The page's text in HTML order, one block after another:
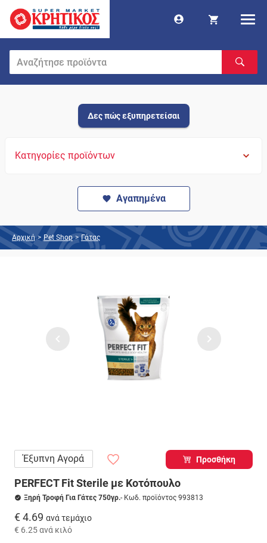
Δες πώς εξυπηρετείσαι
Κατηγορίες προϊόντων
Αγαπημένα
Αρχική > Pet Shop > Γάτας
Έξυπνη Αγορά Προσθήκη
PERFECT Fit Sterile με Κοτόπουλο
Ξηρή Τροφή Για Γάτες 750γρ.- Κωδ. προϊόντος 993813
€ 4.69 ανά τεμάχιο
€ 6.25ανά κιλό